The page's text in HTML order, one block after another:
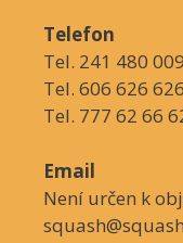
Telefon
Tel. 241 480 009
Tel. 606 626 626
Tel. 777 62 66
Email
Není určen k